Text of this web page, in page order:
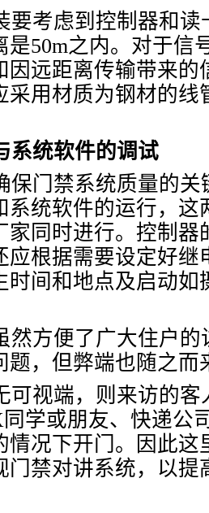
要考虑到控制器和
是50m之内。对于信
因远距离传输带来的
采用材质为钢材的线
系统软件的调试
保门禁系统质量的
系统软件的运行，这
家同时进行。控制器
应根据需要设定好继
时间和地点及启动如
然方便了广大住户
题，但弊端也随之而
可视端，则来访的
学或朋友、快递公
情况下开门。因此这
门禁对讲系统，以提